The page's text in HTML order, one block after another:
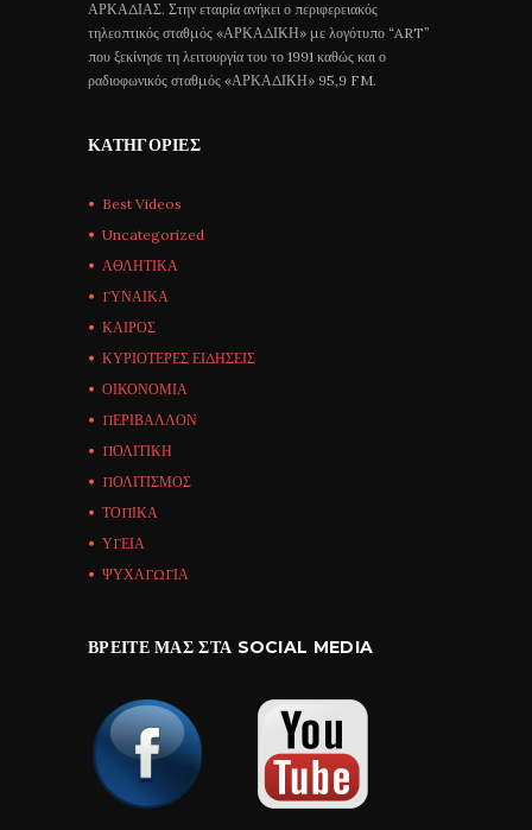
ΑΡΚΑΔΙΑΣ. Στην εταιρία ανήκει ο περιφερειακός
τηλεοπτικός σταθμός «ΑΡΚΑΔΙΚΗ» με λογότυπο “ART”
που ξεκίνησε τη λειτουργία του το 1991 καθώς και ο
ραδιοφωνικός σταθμός «ΑΡΚΑΔΙΚΗ» 95,9 FM.
ΚΑΤΗΓΟΡΊΕΣ
Best Videos
Uncategorized
ΑΘΛΗΤΙΚΑ
ΓΥΝΑΙΚΑ
ΚΑΙΡΟΣ
ΚΥΡΙΟΤΕΡΕΣ ΕΙΔΗΣΕΙΣ
ΟΙΚΟΝΟΜΙΑ
ΠΕΡΙΒΑΛΛΟΝ
ΠΟΛΙΤΙΚΗ
ΠΟΛΙΤΙΣΜΟΣ
ΤΟΠΙΚΑ
ΥΓΕΙΑ
ΨΥΧΑΓΩΓΙΑ
ΒΡΕΊΤΕ ΜΑΣ ΣΤΑ SOCIAL MEDIA